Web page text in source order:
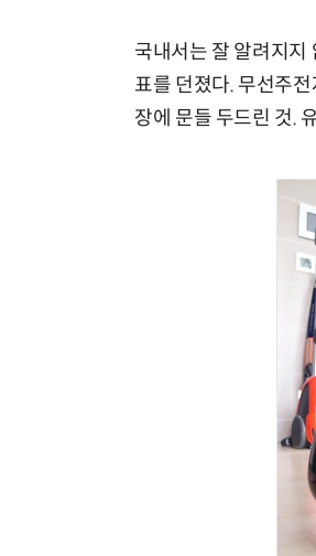
국내서는 잘 알려지지
표를 던졌다. 무선주
장에 문들 두드린 것.